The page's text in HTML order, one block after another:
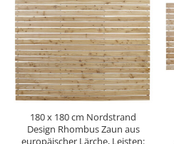
180 x 180 cm Nordstrand
Design Rhombus Zaun aus
europäischer Lärche, Leisten: